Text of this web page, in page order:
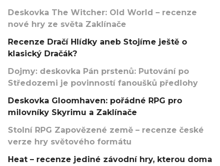
Deskovka The Witcher: Old World – recenze
nové hry ze světa Zaklínače
Recenze Dračí Hlídky aneb Stojíme ještě o
klasický Dračák?
Dojmy: deskovka Pán prstenů: Putování po
Středozemi je povinností fanoušků předlohy
Deskovka Gloomhaven: pořádné RPG pro
milovníky Skyrimu a Zaklínače
Stolní RPG Zapovězené země – recenze české
verze hry světového formátu
Heat – recenze jediné závodní hry, kterou doma